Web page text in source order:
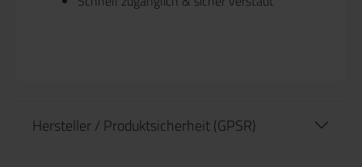
Hersteller / Produktsicherheit (GPSR)